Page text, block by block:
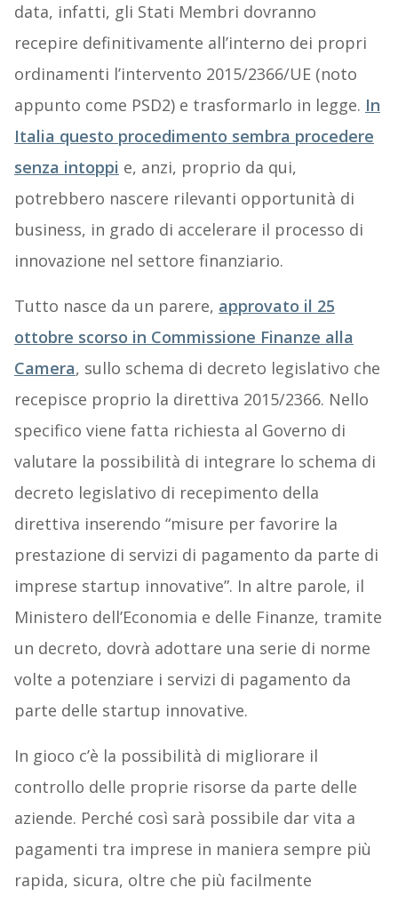
data, infatti, gli Stati Membri dovranno
recepire definitivamente all’interno dei propri
ordinamenti l’intervento 2015/2366/UE (noto
appunto come PSD2) e trasformarlo in legge. In
Italia questo procedimento sembra procedere
senza intoppi e, anzi, proprio da qui,
potrebbero nascere rilevanti opportunità di
business, in grado di accelerare il processo di
innovazione nel settore finanziario.
Tutto nasce da un parere, approvato il 25
ottobre scorso in Commissione Finanze alla
Camera, sullo schema di decreto legislativo che
recepisce proprio la direttiva 2015/2366. Nello
specifico viene fatta richiesta al Governo di
valutare la possibilità di integrare lo schema di
decreto legislativo di recepimento della
direttiva inserendo “misure per favorire la
prestazione di servizi di pagamento da parte di
imprese startup innovative”. In altre parole, il
Ministero dell’Economia e delle Finanze, tramite
un decreto, dovrà adottare una serie di norme
volte a potenziare i servizi di pagamento da
parte delle startup innovative.
In gioco c’è la possibilità di migliorare il
controllo delle proprie risorse da parte delle
aziende. Perché così sarà possibile dar vita a
pagamenti tra imprese in maniera sempre più
rapida, sicura, oltre che più facilmente